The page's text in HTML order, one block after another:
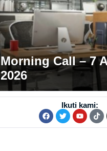
Morning Call – 7
2026
Ikuti kami: